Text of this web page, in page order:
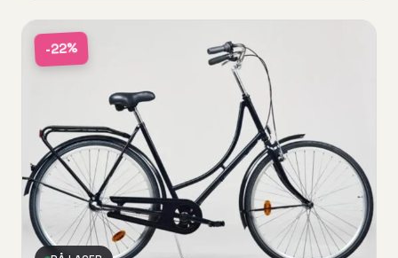
-22%